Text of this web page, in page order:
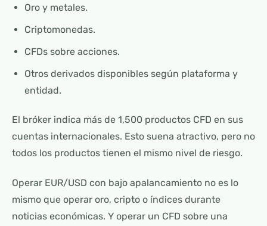
Oro y metales.
Criptomonedas.
CFDs sobre acciones.
Otros derivados disponibles según plataforma y
entidad.
El bróker indica más de 1,500 productos CFD en sus
cuentas internacionales. Esto suena atractivo, pero no
todos los productos tienen el mismo nivel de riesgo.
Operar EUR/USD con bajo apalancamiento no es lo
mismo que operar oro, cripto o índices durante
noticias económicas. Y operar un CFD sobre una